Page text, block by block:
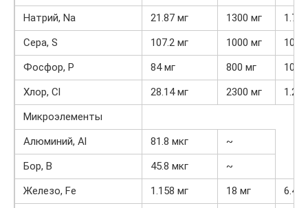
Натрий, Na
21.87 мг 1300 мг
1.7%
Сера, S
107.2 мг 1000 мг
Фосфор, P
84 мг 800 мг
Хлор, Cl
28.14 мг 2300 мг
1.2%
Микроэлементы
Алюминий, Al
81.8 мкг
~
Бор, B
45.8 мкг
~
Железо, Fe
1.158 мг 18 мг
6.4%